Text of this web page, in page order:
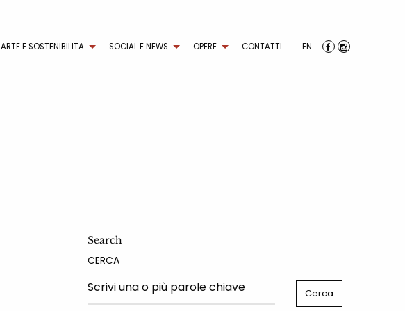
ARTE E SOSTENIBILITA SOCIAL E NEWS OPERE CONTATTI EN
Search
CERCA